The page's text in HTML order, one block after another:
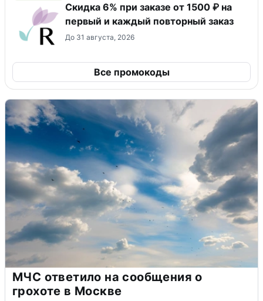
Скидка 6% при заказе от 1500 ₽ на
первый и каждый повторный заказ
До 31 августа, 2026
Все промокоды
МЧС ответило на сообщения о
грохоте в Москве